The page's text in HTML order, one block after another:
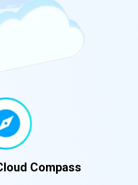
Compass